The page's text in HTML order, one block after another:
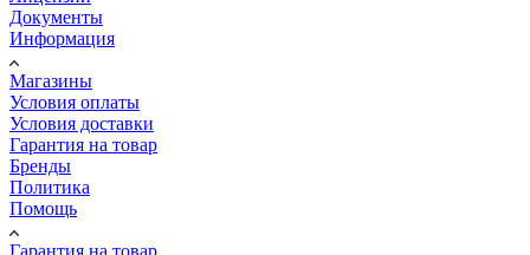
Документы
Информация
Магазины
Условия оплаты
Условия доставки
Гарантия на товар
Бренды
Политика
Помощь
Гарантия на товар